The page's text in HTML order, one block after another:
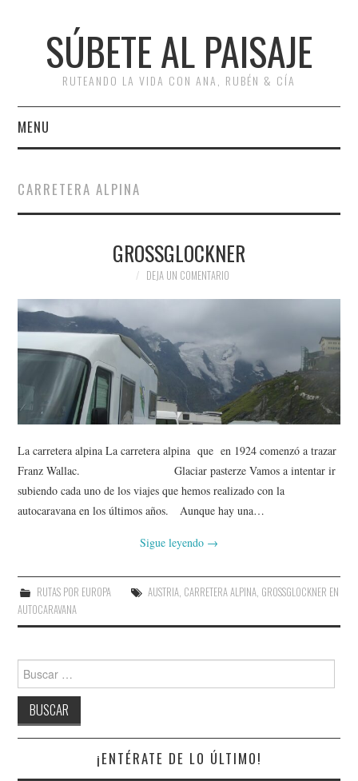
SÚBETE AL PAISAJE
RUTEANDO LA VIDA CON ANA, RUBÉN & CÍA
MENU
RUTAS
#ARVI
AMIGOS
CONTACTO
CARRETERA ALPINA
GROSSGLOCKNER
DEJA UN COMENTARIO
La carretera alpina La carretera alpina que en 1924 comenzó a trazar
Franz Wallac. Glaciar pasterze Vamos a intentar ir
subiendo cada uno de los viajes que hemos realizado con la
autocaravana en los últimos años. Aunque hay una…
Sigue leyendo →
RUTAS POR EUROPA AUSTRIA, CARRETERA ALPINA, GROSSGLOCKNER EN
AUTOCARAVANA
Buscar:
¡ENTÉRATE DE LO ÚLTIMO!